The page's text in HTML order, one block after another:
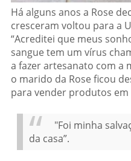
Há alguns anos a Rose
cresceram voltou para a
“Acreditei que meus
sangue tem um vírus
a fazer artesanato com a
o marido da Rose ficou
para vender produtos
"Foi minha
da casa”.